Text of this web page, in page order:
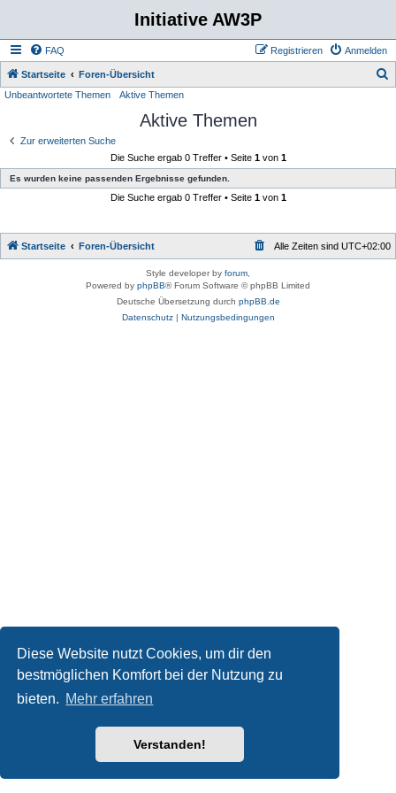
Diese Website nutzt Cookies, um dir den
bestmöglichen Komfort bei der Nutzung zu
bieten. Mehr erfahren
Verstanden!
Initiative AW3P
FAQ Anmelden
Registrieren
Startseite Foren-Übersicht
Unbeantwortete Themen Aktive Themen
Aktive Themen
Zur erweiterten Suche
Die Suche ergab 0 Treffer • Seite 1von 1
Es wurden keine passenden Ergebnisse gefunden.
Die Suche ergab 0 Treffer • Seite 1von 1
Startseite Foren-Übersicht Alle Zeiten sind UTC+02:00
Style developer by forum
Powered by phpBB® Forum Software © phpBB Limited
Deutsche Übersetzung durch phpBB.de
Datenschutz| Nutzungsbedingungen